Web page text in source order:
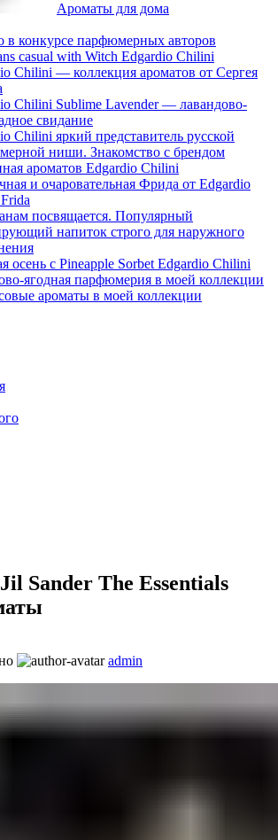
Ароматы для дома
в конкурсе парфюмерных авторов
casual with Witch Edgardio Chilini
Chilini — коллекция ароматов от Сергея
Chilini Sublime Lavender — лавандово-
свидание
Chilini яркий представитель русской
ниши. Знакомство с брендом
ароматов Edgardio Chilini
и очаровательная Фрида от Edgardio
посвящается. Популярный
напиток строго для наружного
осень с Pineapple Sorbet Edgardio Chilini
ягодная парфюмерия в моей коллекции
ароматы в моей коллекции
Sander The Essentials
admin